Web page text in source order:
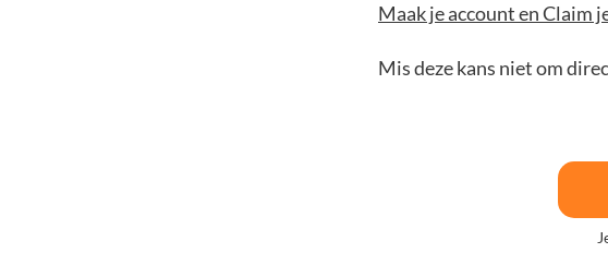
Maak je account en Claim
Mis deze kans niet om